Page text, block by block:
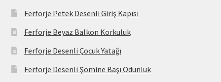
Ferforje Petek Desenli Giriş Kapısı
Ferforje Beyaz Balkon Korkuluk
Ferforje Desenli Çocuk Yatağı
Ferforje Desenli Şömine Başı Odunluk